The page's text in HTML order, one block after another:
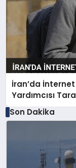
İran’da İnternet
Yardımcısı
Son Dakika